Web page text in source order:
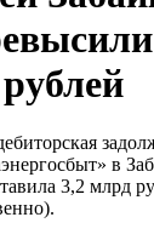
в
3,2 млрд